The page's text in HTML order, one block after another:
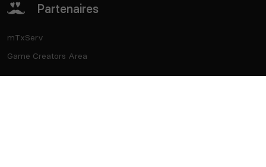
Partenaires
mTxServ
Game Creators Area